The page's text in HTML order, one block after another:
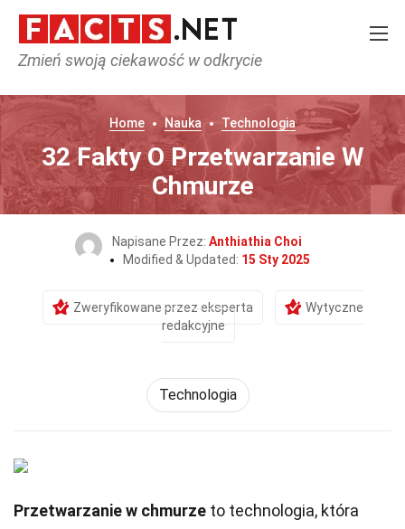
Zmień swoją ciekawość w odkrycie
Home Nauka Technologia
32 Fakty O Przetwarzanie W
Chmurze
Napisane Przez: Anthiathia Choi
Modified & Updated: 15 Sty 2025
Zweryfikowane przez eksperta
Wytyczne
redakcyjne
Technologia
Przetwarzanie w chmurze to technologia, która